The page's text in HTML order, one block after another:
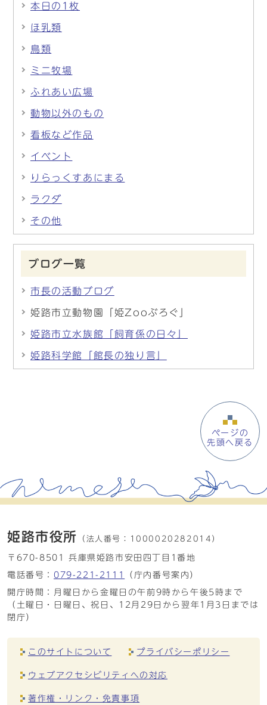
本日の1枚
ほ乳類
鳥類
ミニ牧場
ふれあい広場
動物以外のもの
看板など作品
イベント
りらっくすあにまる
ラクダ
その他
ブログ一覧
市長の活動ブログ
姫路市立動物園「姫Zooぶろぐ」
姫路市立水族館「飼育係の日々」
姫路科学館「館長の独り言」
ページの
先頭へ戻る
姫路市役所 （法人番号： 1000020282014）
〒670-8501 兵庫県姫路市安田四丁目1番地
電話番号： 079-221-2111
（庁内番号案内）
開庁時間：月曜日から金曜日の午前9時から午後5時まで
（土曜日・日曜日、祝日、12月29日から翌年1月3日までは
閉庁）
このサイトについて プライバシーポリシー
ウェブアクセシビリティへの対応
著作権・リンク・免責事項